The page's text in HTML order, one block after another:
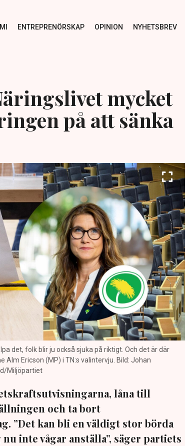
ENTREPRENÖRSKAP OPINION NYHETSBREV
mycket
på att sänka
det, folk blir ju också sjuka på riktigt. Och det är där
Alm Ericson (MP) i TN:s valintervju. Bild: Johan
Miljöpartiet
låna till
och ta bort
”Det kan bli en väldigt stor börda
inte vågar anställa”, säger partiets